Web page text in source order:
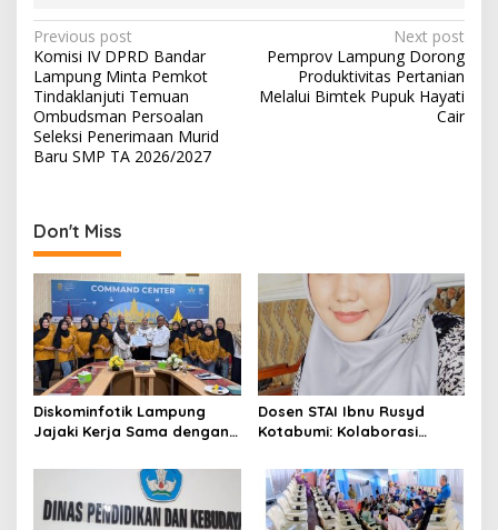
P
o
s
t
n
v
i
g
a
t
i
o
n
Previous post
Komisi IV DPRD Bandar
Lampung Minta Pemkot
Tindaklanjuti Temuan
Ombudsman Persoalan
Seleksi Penerimaan Murid
Baru SMP TA 2026/2027
Next post
Pemprov Lampung Dorong
Produktivitas Pertanian
Melalui Bimtek Pupuk Hayati
Cair
Don't Miss
Diskominfotik Lampung
Jajaki Kerja Sama dengan
Raden Intan untuk Perkuat
Ekosistem Data Daerah
Dosen STAI Ibnu Rusyd
Kotabumi: Kolaborasi
Tumbuh Kembang Anak Usia
Dini